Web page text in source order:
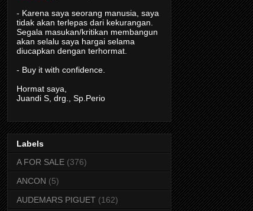
- Karena saya seorang manusia, saya
tidak akan terlepas dari kekurangan.
Segala masukan/kritikan membangun
akan selalu saya hargai selama
diucapkan dengan terhormat.
- Buy it with confidence.
Hormat saya,
Juandi S, drg., Sp.Perio
Labels
A FOR SALE (376)
ANCON (5)
AUDEMARS PIGUET (162)